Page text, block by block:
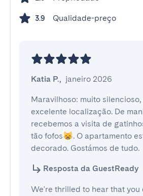
3.9 Qualidade-preço
Katia P., janeiro 2026
Maravilhoso: muito
excelente localização. De
recebemos a visita de
tão fofos😸. O apartamento
decorado. Gostámos de tudo.
Resposta da GuestReady
We're thrilled to hear that you